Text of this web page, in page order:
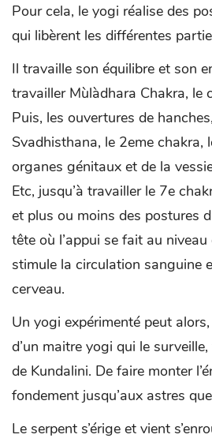
Pour cela, le yogi réalise des
qui libèrent les différentes
Il travaille son équilibre et son
travailler Mùlàdhara Chakra, le
Puis, les ouvertures de
Svadhisthana, le 2eme chakra,
organes génitaux et de la
Etc, jusqu’à travailler le 7e
et plus ou moins des postures
tête où l’appui se fait au
stimule la circulation sanguine
cerveau.
Un yogi expérimenté peut
d’un maitre yogi qui le
de Kundalini. De faire monter
fondement jusqu’aux astres
Le serpent s’érige et vient